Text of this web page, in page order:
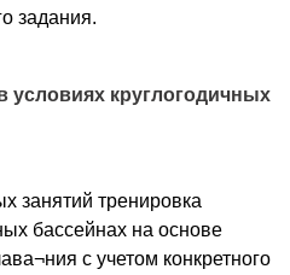
задания.
условиях круглогодичных
занятий тренировка
бассейнах на основе
с учетом конкретного